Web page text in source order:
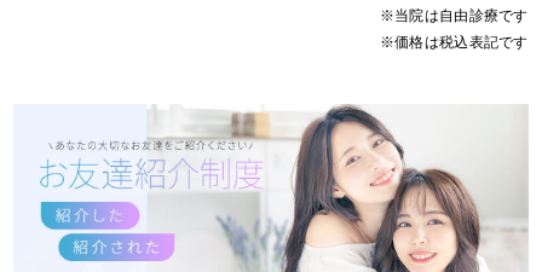
※当院は自由診療です
※価格は税込表記です